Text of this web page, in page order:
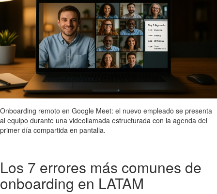
Onboarding remoto en Google Meet: el nuevo empleado se presenta
al equipo durante una videollamada estructurada con la agenda del
primer día compartida en pantalla.
Los 7 errores más comunes de
onboarding en LATAM